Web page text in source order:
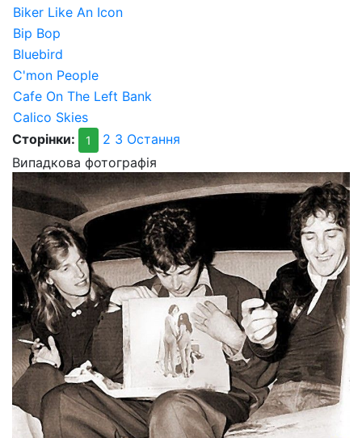
Biker Like An Icon
Bip Bop
Bluebird
C'mon People
Cafe On The Left Bank
Calico Skies
Сторінки:
1 2 3 Остання
Випадкова фотографія